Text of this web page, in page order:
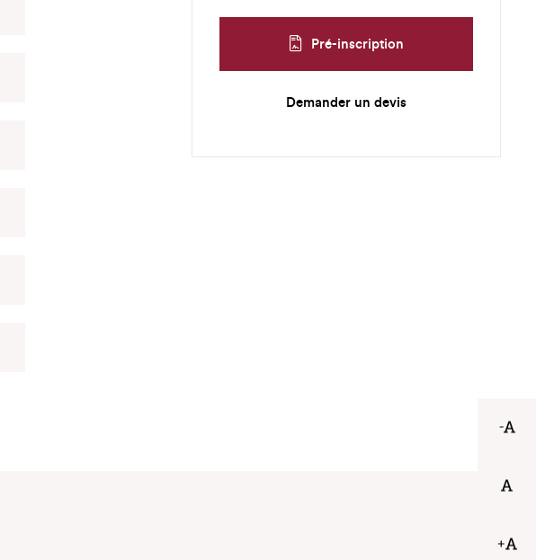
Pré-inscription
Demander un devis
-
+